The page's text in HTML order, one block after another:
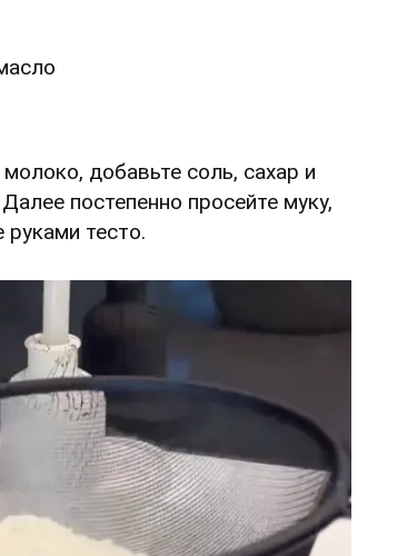
добавьте соль, сахар и
постепенно просейте муку,
руками тесто.